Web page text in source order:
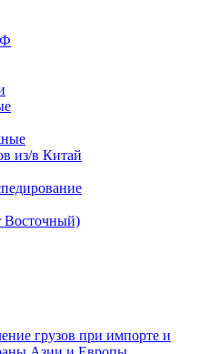
из/в Китай
Восточный)
грузов при импорте и